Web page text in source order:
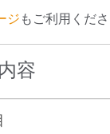
ジもご利用くださ
容